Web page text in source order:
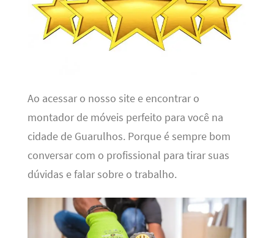
Ao acessar o nosso site e encontrar o
montador de móveis perfeito para você na
cidade de Guarulhos. Porque é sempre bom
conversar com o profissional para tirar suas
dúvidas e falar sobre o trabalho.